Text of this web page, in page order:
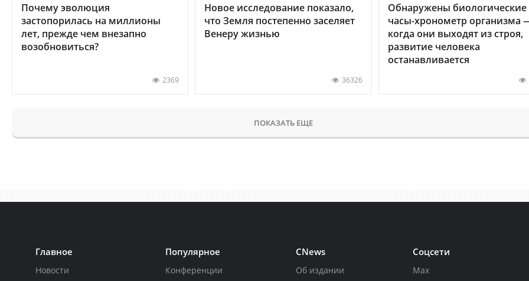
Почему эволюция
застопорилась на миллионы
лет, прежде чем внезапно
возобновиться?
2369
Новое исследование показало,
что Земля постепенно заселяет
Венеру жизнью
36326
Обнаружены биологические
часы-хронометр организма
когда они выходят из строя,
развитие человека
останавливается
ПОКАЗАТЬ ЕЩЕ
Главное
Новости
Популярное
Конференции
CNews
Об издании
Соцсети
Max